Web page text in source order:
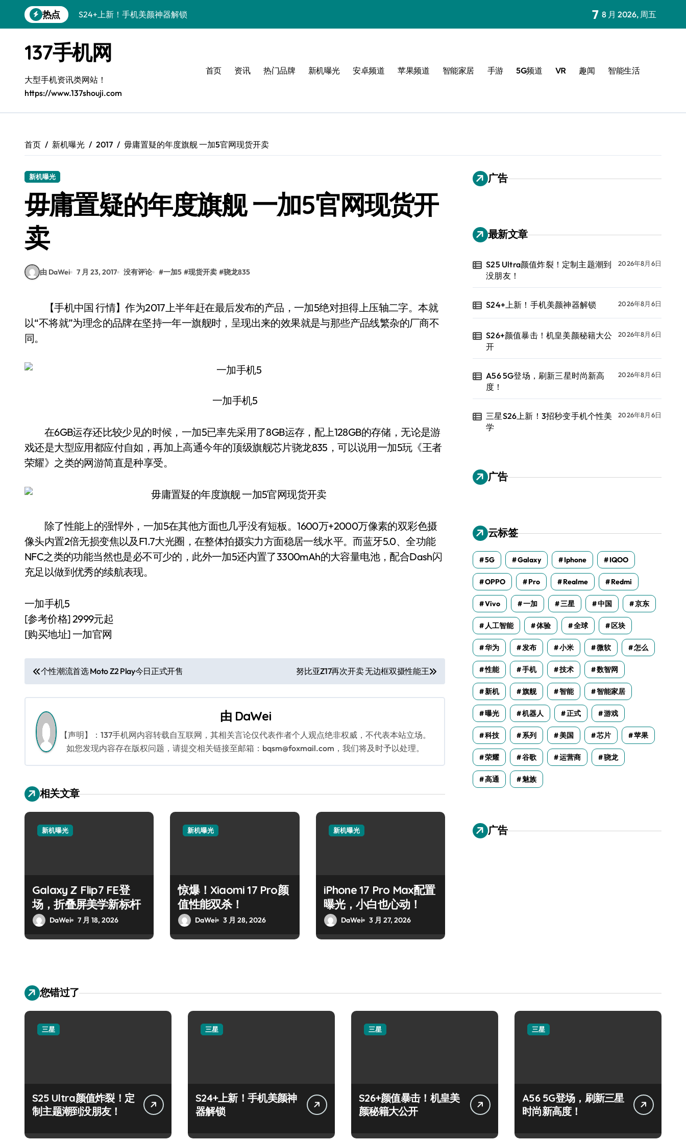
到
热点
S24+上新！手机美颜神器解锁
A56 5G登场，刷新三星时尚新高度！
三星S26上新！3招秒变手机个性美学
S25美学攻略：解锁三星个性炫彩新姿势
C55 5G潮玩秘籍：定制时尚新态度
Galaxy Z Flip6：折叠间，尽显潮流魔力！
S25 Ultra颜值炸裂！定制主题潮到没朋友！
7 8 月 2026, 周五
137手机网
大型手机资讯类网站！
https://www.137shouji.com
首页 资讯 热门品牌 新机曝光 安卓频道 苹果频道 智能家居 手游 5G频道 VR 趣闻 智能生活
首页 新机曝光 2017 毋庸置疑的年度旗舰 一加5官网现货开卖
新机曝光
毋庸置疑的年度旗舰 一加5官网现货开
卖
由 DaWei 7 月 23, 2017 没有评论 #一加5 #现货开卖 #骁龙835
【手机中国 行情】作为2017上半年赶在最后发布的产品，一加5绝对担得上压轴二字。本就
以“不将就”为理念的品牌在坚持一年一旗舰时，呈现出来的效果就是与那些产品线繁杂的厂商不
同。
一加手机5
在6GB运存还比较少见的时候，一加5已率先采用了8GB运存，配上128GB的存储，无论是游
戏还是大型应用都应付自如，再加上高通今年的顶级旗舰芯片骁龙835，可以说用一加5玩《王者
荣耀》之类的网游简直是种享受。
除了性能上的强悍外，一加5在其他方面也几乎没有短板。1600万+2000万像素的双彩色摄
像头内置2倍无损变焦以及F1.7大光圈，在整体拍摄实力方面稳居一线水平。而蓝牙5.0、全功能
NFC之类的功能当然也是必不可少的，此外一加5还内置了3300mAh的大容量电池，配合Dash闪
充足以做到优秀的续航表现。
一加手机5
[参考价格] 2999元起
[购买地址] 一加官网
文
章
导
航
个性潮流首选 Moto Z2 Play今日正式开售 努比亚Z17再次开卖 无边框双摄性能王
由 DaWei
【声明】：137手机网内容转载自互联网，其相关言论仅代表作者个人观点绝非权威，不代表本站立场。
如您发现内容存在版权问题，请提交相关链接至邮箱：bqsm@foxmail.com，我们将及时予以处理。
相关文章
新机曝光
Galaxy Z Flip7 FE登
场，折叠屏美学新标杆
DaWei 7 月 18, 2026
新机曝光
惊爆！Xiaomi 17 Pro颜
值性能双杀！
DaWei 3 月 28, 2026
新机曝光
iPhone 17 Pro Max配置
曝光，小白也心动！
DaWei 3 月 27, 2026
广告
最新文章
S25 Ultra颜值炸裂！定制主题潮到
没朋友！
2026年8月6日
S24+上新！手机美颜神器解锁 2026年8月6日
S26+颜值暴击！机皇美颜秘籍大公
开
2026年8月6日
A56 5G登场，刷新三星时尚新高
度！
2026年8月6日
三星S26上新！3招秒变手机个性美
学
2026年8月6日
广告
云标签
5G Galaxy Iphone IQOO
OPPO Pro Realme Redmi
Vivo 一加 三星 中国 京东
人工智能 体验 全球 区块
华为 发布 小米 微软 怎么
性能 手机 技术 数智网
新机 旗舰 智能 智能家居
曝光 机器人 正式 游戏
科技 系列 美国 芯片 苹果
荣耀 谷歌 运营商 骁龙
高通 魅族
广告
您错过了
三星
S25 Ultra颜值炸裂！定
制主题潮到没朋友！
三星
S24+上新！手机美颜神
器解锁
三星
S26+颜值暴击！机皇美
颜秘籍大公开
三星
A56 5G登场，刷新三星
时尚新高度！